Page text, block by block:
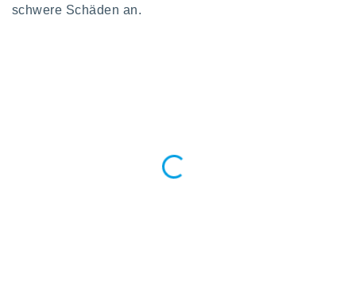
schwere Schäden an.